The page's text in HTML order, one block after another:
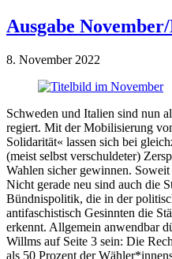
Ausgabe
8. November 2022
Schweden und Italien sind nun
regiert. Mit der Mobilisierung
Solidarität« lassen sich bei
(meist selbst verschuldeter)
Wahlen sicher gewinnen.
Nicht gerade neu sind auch die
Bündnispolitik, die in der
antifaschistisch Gesinnten die
erkennt. Allgemein anwendbar
Willms auf Seite 3 sein: Die
als 50 Prozent der